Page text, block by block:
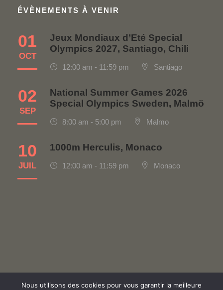
ÉVÈNEMENTS À VENIR
01
OCT
Jeux Mondiaux d’Eté Special
Olympics 2027, Santiago, Chili
12:00 am - 11:59 pm Santiago
02
SEP
National Summer Games 2026
Special Olympics Sweden, Malmö
8:00 am - 5:00 pm Malmo
10
JUIL
1000m Herculis, Monaco
12:00 am - 11:59 pm Monaco
Nous utilisons des cookies pour vous garantir la meilleure